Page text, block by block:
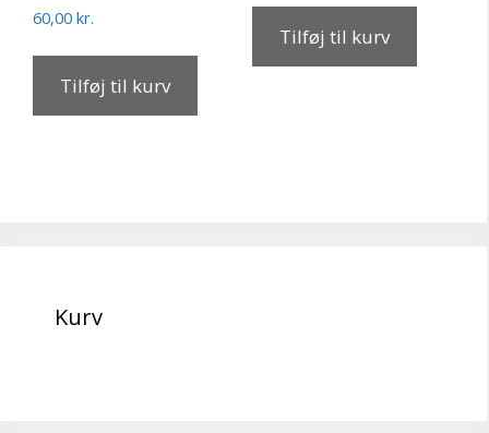
60,00 kr.
Tilføj til kurv
Tilføj til kurv
Kurv